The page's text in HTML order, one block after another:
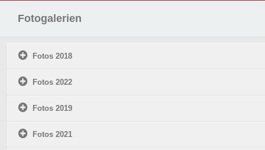
Fotogalerien
Fotos 2018
Fotos 2022
Fotos 2019
Fotos 2021